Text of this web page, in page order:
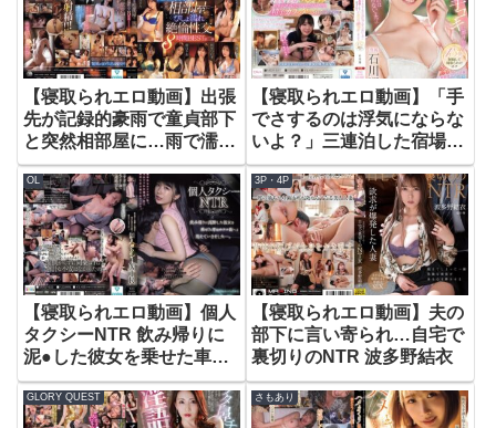
【寝取られエロ動画】出張
先が記録的豪雨で童貞部下
と突然相部屋に…雨で濡れ
た身体に興奮した部下に襲
われた美女10人！朝まで全
49発びしょ濡れ絶倫性交8
時間BEST 第二幕
【寝取られエロ動画】「手
でさするのは浮気にならな
いよ？」三連泊した宿場で
彼女の妹の小悪魔手コキに
擦り堕ち13発射精して寝取
られたボク 石川澪
OL
【寝取られエロ動画】個人
タクシーNTR 飲み帰りに
泥●した彼女を乗せた車は
ホテル街へと消えていきま
した…。 宮西ひかる
3P・4P
【寝取られエロ動画】夫の
部下に言い寄られ…自宅で
裏切りのNTR 波多野結衣
GLORY QUEST さもあり